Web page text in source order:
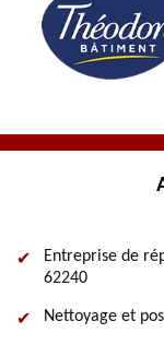
Entreprise de
62240
Nettoyage et